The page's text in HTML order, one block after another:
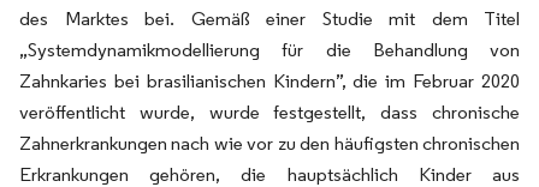
des Marktes bei. Gemäß einer Studie mit dem Titel
„Systemdynamikmodellierung für die Behandlung von
Zahnkaries bei brasilianischen Kindern”, die im Februar 2020
veröffentlicht wurde, wurde festgestellt, dass chronische
Zahnerkrankungen nach wie vor zu den häufigsten chronischen
Erkrankungen gehören, die hauptsächlich Kinder aus